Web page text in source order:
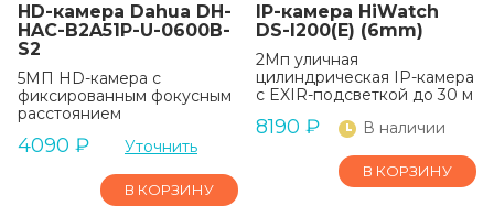
HD-камера Dahua DH-
HAC-B2A51P-U-0600B-
S2
5МП HD-камера с
фиксированным фокусным
расстоянием
4090 ₽ Уточнить
В КОРЗИНУ
IP-камера HiWatch
DS-I200(E) (6mm)
2Мп уличная
цилиндрическая IP-камера
с EXIR-подсветкой до 30 м
8190 ₽ В наличии
В КОРЗИНУ